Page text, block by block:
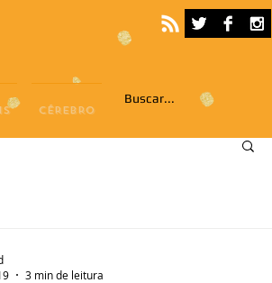
CÉREBRO
3 min de leitura